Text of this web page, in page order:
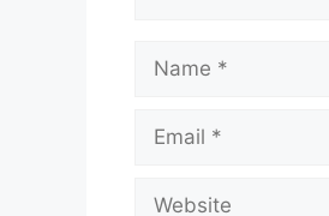
Name
Email
Website